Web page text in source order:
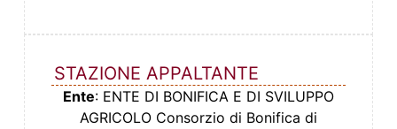
STAZIONE APPALTANTE
Ente: ENTE DI BONIFICA E DI SVILUPPO
AGRICOLO Consorzio di Bonifica di